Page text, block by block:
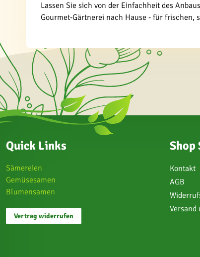
Lassen Sie sich von der Einfachheit des
Gourmet-Gärtnerei nach Hause - für frischen,
Quick Links
Sämereien
Gemüsesamen
Blumensamen
Vertrag widerrufen
Shop
Kontakt
AGB
Versand